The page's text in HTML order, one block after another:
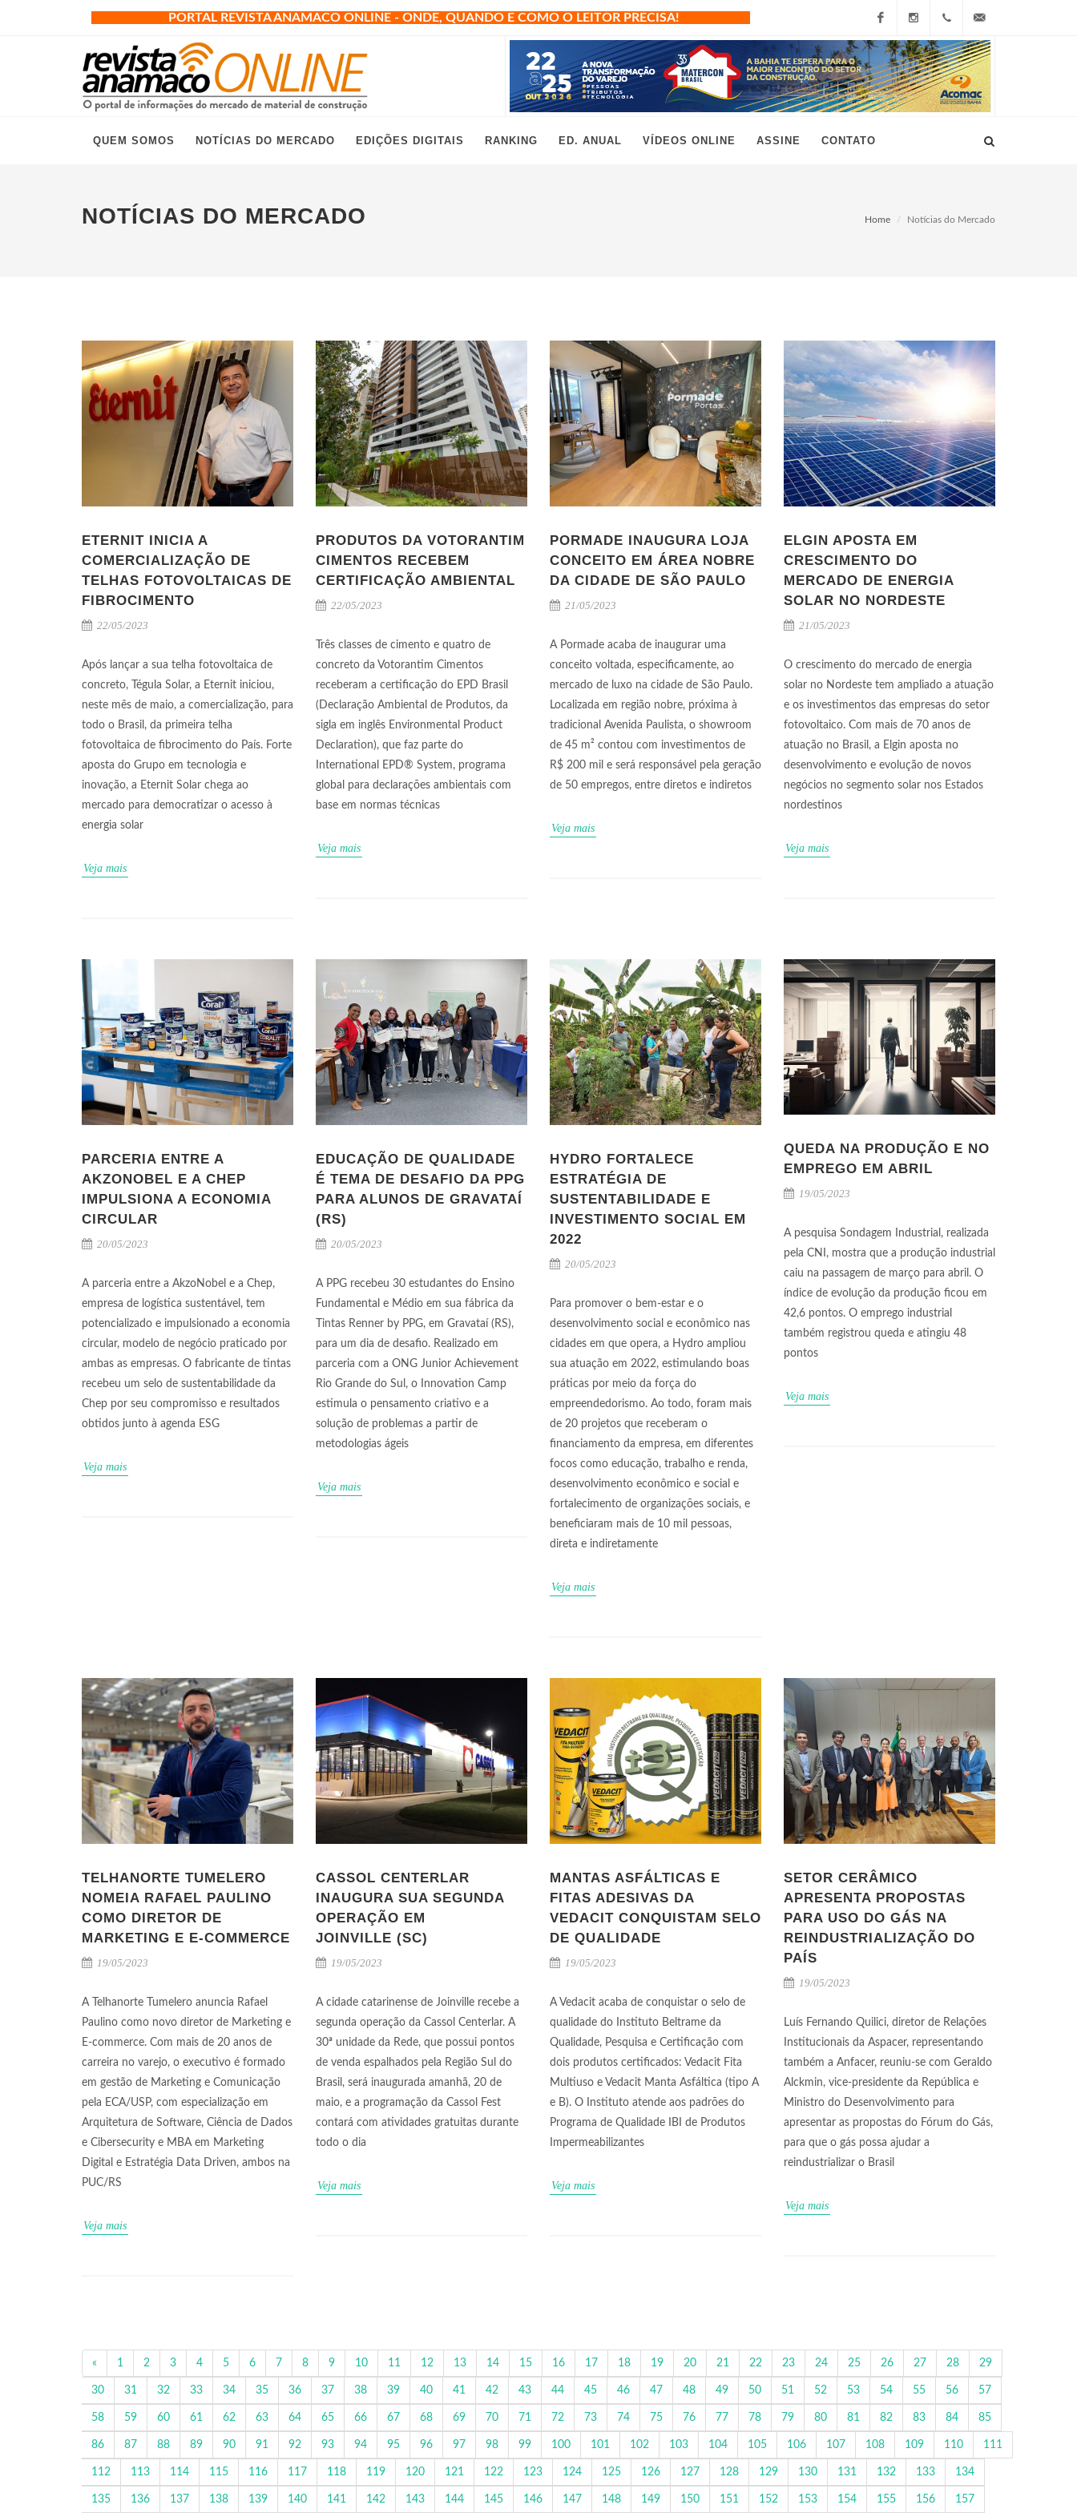
PORTAL REVISTA ANAMACO ONLINE - ONDE, QUANDO E COMO O LEITOR PRECISA!
FacebookInstagram
+55
(11)
grau10@grau10.com.br
QUEM SOMOS NOTÍCIAS DO MERCADO EDIÇÕES DIGITAIS RANKING ED. ANUAL VÍDEOS ONLINE ASSINE CONTATO
NOTÍCIAS DO MERCADO Home Notícias do Mercado
ETERNIT INICIA A
COMERCIALIZAÇÃO DE
TELHAS FOTOVOLTAICAS DE
FIBROCIMENTO
22/05/2023
Após lançar a sua telha fotovoltaica de
concreto, Tégula Solar, a Eternit iniciou,
neste mês de maio, a comercialização, para
todo o Brasil, da primeira telha
fotovoltaica de fibrocimento do País. Forte
aposta do Grupo em tecnologia e
inovação, a Eternit Solar chega ao
mercado para democratizar o acesso à
energia solar
Veja mais
PRODUTOS DA VOTORANTIM
CIMENTOS RECEBEM
CERTIFICAÇÃO AMBIENTAL
22/05/2023
Três classes de cimento e quatro de
concreto da Votorantim Cimentos
receberam a certificação do EPD Brasil
(Declaração Ambiental de Produtos, da
sigla em inglês Environmental Product
Declaration), que faz parte do
International EPD® System, programa
global para declarações ambientais com
base em normas técnicas
Veja mais
PORMADE INAUGURA LOJA
CONCEITO EM ÁREA NOBRE
DA CIDADE DE SÃO PAULO
21/05/2023
A Pormade acaba de inaugurar uma
conceito voltada, especificamente, ao
mercado de luxo na cidade de São Paulo.
Localizada em região nobre, próxima à
tradicional Avenida Paulista, o showroom
de 45 m² contou com investimentos de
R$ 200 mil e será responsável pela geração
de 50 empregos, entre diretos e indiretos
Veja mais
ELGIN APOSTA EM
CRESCIMENTO DO
MERCADO DE ENERGIA
SOLAR NO NORDESTE
21/05/2023
O crescimento do mercado de energia
solar no Nordeste tem ampliado a atuação
e os investimentos das empresas do setor
fotovoltaico. Com mais de 70 anos de
atuação no Brasil, a Elgin aposta no
desenvolvimento e evolução de novos
negócios no segmento solar nos Estados
nordestinos
Veja mais
PARCERIA ENTRE A
AKZONOBEL E A CHEP
IMPULSIONA A ECONOMIA
CIRCULAR
20/05/2023
A parceria entre a AkzoNobel e a Chep,
empresa de logística sustentável, tem
potencializado e impulsionado a economia
circular, modelo de negócio praticado por
ambas as empresas. O fabricante de tintas
recebeu um selo de sustentabilidade da
Chep por seu compromisso e resultados
obtidos junto à agenda ESG
Veja mais
EDUCAÇÃO DE QUALIDADE
É TEMA DE DESAFIO DA PPG
PARA ALUNOS DE GRAVATAÍ
(RS)
20/05/2023
A PPG recebeu 30 estudantes do Ensino
Fundamental e Médio em sua fábrica da
Tintas Renner by PPG, em Gravataí (RS),
para um dia de desafio. Realizado em
parceria com a ONG Junior Achievement
Rio Grande do Sul, o Innovation Camp
estimula o pensamento criativo e a
solução de problemas a partir de
metodologias ágeis
Veja mais
HYDRO FORTALECE
ESTRATÉGIA DE
SUSTENTABILIDADE E
INVESTIMENTO SOCIAL EM
2022
20/05/2023
Para promover o bem-estar e o
desenvolvimento social e econômico nas
cidades em que opera, a Hydro ampliou
sua atuação em 2022, estimulando boas
práticas por meio da força do
empreendedorismo. Ao todo, foram mais
de 20 projetos que receberam o
financiamento da empresa, em diferentes
focos como educação, trabalho e renda,
desenvolvimento econômico e social e
fortalecimento de organizações sociais, e
beneficiaram mais de 10 mil pessoas,
direta e indiretamente
Veja mais
QUEDA NA PRODUÇÃO E NO
EMPREGO EM ABRIL
19/05/2023
A pesquisa Sondagem Industrial, realizada
pela CNI, mostra que a produção industrial
caiu na passagem de março para abril. O
índice de evolução da produção ficou em
42,6 pontos. O emprego industrial
também registrou queda e atingiu 48
pontos
Veja mais
TELHANORTE TUMELERO
NOMEIA RAFAEL PAULINO
COMO DIRETOR DE
MARKETING E E-COMMERCE
19/05/2023
A Telhanorte Tumelero anuncia Rafael
Paulino como novo diretor de Marketing e
E-commerce. Com mais de 20 anos de
carreira no varejo, o executivo é formado
em gestão de Marketing e Comunicação
pela ECA/USP, com especialização em
Arquitetura de Software, Ciência de Dados
e Cibersecurity e MBA em Marketing
Digital e Estratégia Data Driven, ambos na
PUC/RS
Veja mais
CASSOL CENTERLAR
INAUGURA SUA SEGUNDA
OPERAÇÃO EM
JOINVILLE (SC)
19/05/2023
A cidade catarinense de Joinville recebe a
segunda operação da Cassol Centerlar. A
30ª unidade da Rede, que possui pontos
de venda espalhados pela Região Sul do
Brasil, será inaugurada amanhã, 20 de
maio, e a programação da Cassol Fest
contará com atividades gratuitas durante
todo o dia
Veja mais
MANTAS ASFÁLTICAS E
FITAS ADESIVAS DA
VEDACIT CONQUISTAM SELO
DE QUALIDADE
19/05/2023
A Vedacit acaba de conquistar o selo de
qualidade do Instituto Beltrame da
Qualidade, Pesquisa e Certificação com
dois produtos certificados: Vedacit Fita
Multiuso e Vedacit Manta Asfáltica (tipo A
e B). O Instituto atende aos padrões do
Programa de Qualidade IBI de Produtos
Impermeabilizantes
Veja mais
SETOR CERÂMICO
APRESENTA PROPOSTAS
PARA USO DO GÁS NA
REINDUSTRIALIZAÇÃO DO
PAÍS
19/05/2023
Luís Fernando Quilici, diretor de Relações
Institucionais da Aspacer, representando
também a Anfacer, reuniu-se com Geraldo
Alckmin, vice-presidente da República e
Ministro do Desenvolvimento para
apresentar as propostas do Fórum do Gás,
para que o gás possa ajudar a
reindustrializar o Brasil
Veja mais
« 1 2 3 4 5 6 7 8 9 10 11 12 13 14 15 16 17 18 19 20 21 22 23 24 25 26 27 28 29
30 31 32 33 34 35 36 37 38 39 40 41 42 43 44 45 46 47 48 49 50 51 52 53 54 55 56 57
58 59 60 61 62 63 64 65 66 67 68 69 70 71 72 73 74 75 76 77 78 79 80 81 82 83 84 85
86 87 88 89 90 91 92 93 94 95 96 97 98 99 100 101 102 103 104 105 106 107 108 109 110 111
112 113 114 115 116 117 118 119 120 121 122 123 124 125 126 127 128 129 130 131 132 133 134
135 136 137 138 139 140 141 142 143 144 145 146 147 148 149 150 151 152 153 154 155 156 157